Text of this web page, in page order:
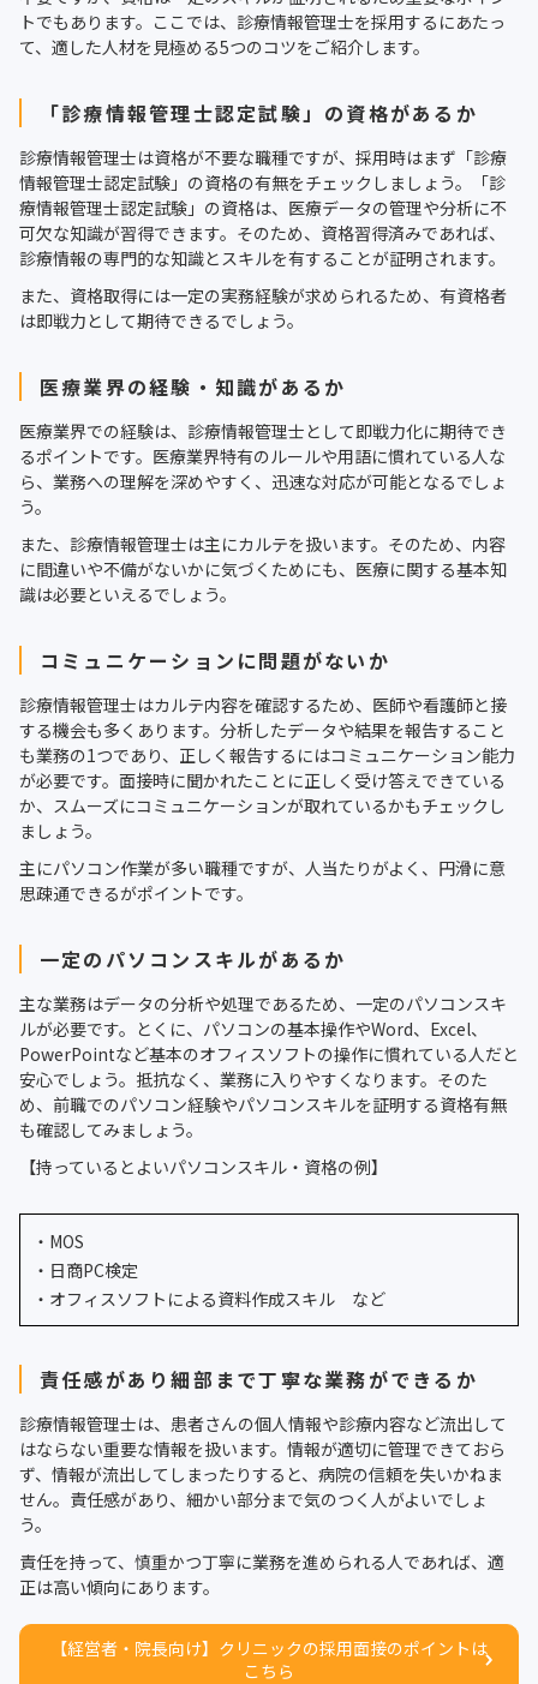
トでもあります。ここでは、診療情報管理士を採用するにあたっ
て、適した人材を見極める5つのコツをご紹介します。
「診療情報管理士認定試験」の資格があるか
診療情報管理士は資格が不要な職種ですが、採用時はまず「診療
情報管理士認定試験」の資格の有無をチェックしましょう。「診
療情報管理士認定試験」の資格は、医療データの管理や分析に不
可欠な知識が習得できます。そのため、資格習得済みであれば、
診療情報の専門的な知識とスキルを有することが証明されます。
また、資格取得には一定の実務経験が求められるため、有資格者
は即戦力として期待できるでしょう。
医療業界の経験・知識があるか
医療業界での経験は、診療情報管理士として即戦力化に期待でき
るポイントです。医療業界特有のルールや用語に慣れている人な
ら、業務への理解を深めやすく、迅速な対応が可能となるでしょ
う。
また、診療情報管理士は主にカルテを扱います。そのため、内容
に間違いや不備がないかに気づくためにも、医療に関する基本知
識は必要といえるでしょう。
コミュニケーションに問題がないか
診療情報管理士はカルテ内容を確認するため、医師や看護師と接
する機会も多くあります。分析したデータや結果を報告すること
も業務の1つであり、正しく報告するにはコミュニケーション能力
が必要です。面接時に聞かれたことに正しく受け答えできている
か、スムーズにコミュニケーションが取れているかもチェックし
ましょう。
主にパソコン作業が多い職種ですが、人当たりがよく、円滑に意
思疎通できるがポイントです。
一定のパソコンスキルがあるか
主な業務はデータの分析や処理であるため、一定のパソコンスキ
ルが必要です。とくに、パソコンの基本操作やWord、Excel、
PowerPointなど基本のオフィスソフトの操作に慣れている人だと
安心でしょう。抵抗なく、業務に入りやすくなります。そのた
め、前職でのパソコン経験やパソコンスキルを証明する資格有無
も確認してみましょう。
【持っているとよいパソコンスキル・資格の例】
・MOS
・日商PC検定
・オフィスソフトによる資料作成スキル など
責任感があり細部まで丁寧な業務ができるか
診療情報管理士は、患者さんの個人情報や診療内容など流出して
はならない重要な情報を扱います。情報が適切に管理できておら
ず、情報が流出してしまったりすると、病院の信頼を失いかねま
せん。責任感があり、細かい部分まで気のつく人がよいでしょ
う。
責任を持って、慎重かつ丁寧に業務を進められる人であれば、適
正は高い傾向にあります。
【経営者・院長向け】クリニックの採用面接のポイントは
こちら